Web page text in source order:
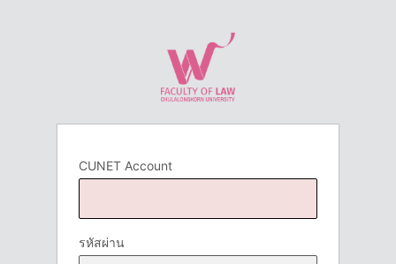
CUNET Account
รหัสผ่าน